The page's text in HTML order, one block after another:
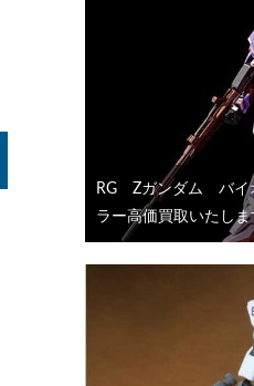
RG Ζガンダム バイ
ラー高価買取いたしま